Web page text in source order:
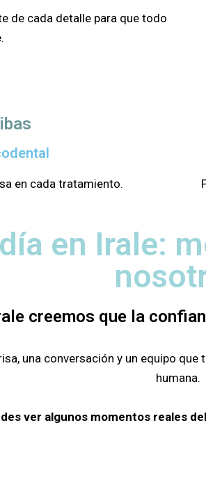
de cada detalle para que todo
en cada tratamiento.
en Irale:
creemos que la
una conversación y un equipo
humana.
ver algunos momentos reales